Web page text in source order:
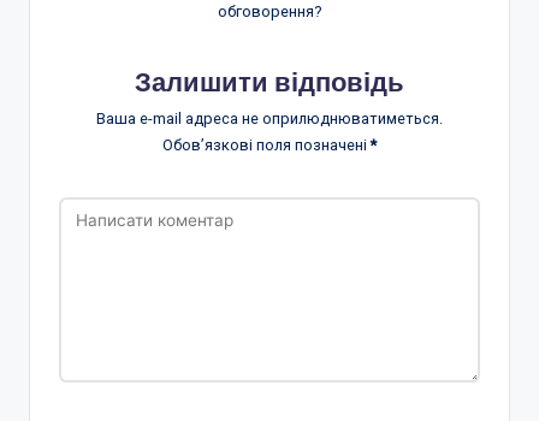
обговорення?
Залишити відповідь
Ваша e-mail адреса не оприлюднюватиметься.
Обов’язкові поля позначені*